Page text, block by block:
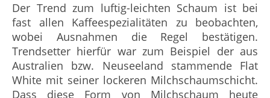
Der Trend zum luftig-leichten Schaum ist bei
fast allen Kaffeespezialitäten zu beobachten,
wobei Ausnahmen die Regel bestätigen.
Trendsetter hierfür war zum Beispiel der aus
Australien bzw. Neuseeland stammende Flat
White mit seiner lockeren Milchschaumschicht.
Dass diese Form von Milchschaum heute